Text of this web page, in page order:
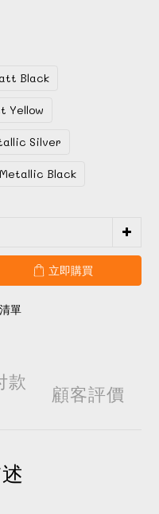
Black
Yellow
Silver
Metallic Black
立即購買
單
款
顧客評價